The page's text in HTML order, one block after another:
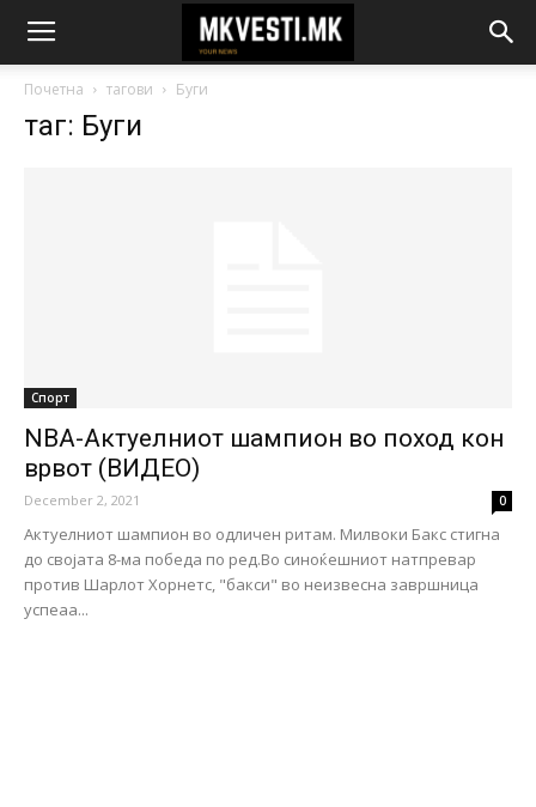
Почетна тагови Буги
таг: Буги
Спорт
NBA-Актуелниот шампион во поход кон
врвот (ВИДЕО)
December 2, 2021 0
Актуелниот шампион во одличен ритам. Милвоки Бакс стигна
до својата 8-ма победа по ред.Во синоќешниот натпревар
против Шарлот Хорнетс, "бакси" во неизвесна завршница
успеаа...